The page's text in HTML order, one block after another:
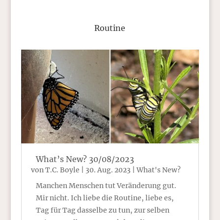
Routine
What’s New? 30/08/2023
von T.C. Boyle 30. Aug. 2023 |What's New?
Manchen Menschen tut Veränderung gut.
Mir nicht. Ich liebe die Routine, liebe es,
Tag für Tag dasselbe zu tun, zur selben